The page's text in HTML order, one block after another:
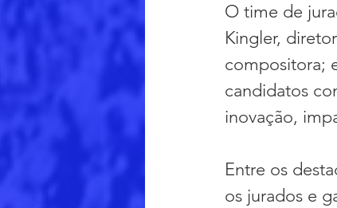
O time de
Kingler,
compositora;
candidatos
inovação,
Entre os
os jurados e